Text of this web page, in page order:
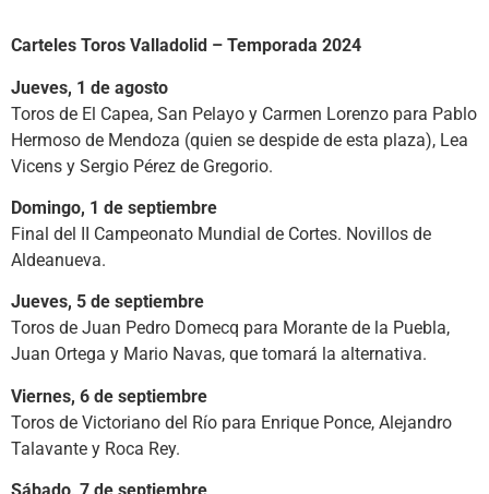
Carteles Toros Valladolid – Temporada 2024
Jueves, 1 de agosto
Toros de El Capea, San Pelayo y Carmen Lorenzo para Pablo
Hermoso de Mendoza (quien se despide de esta plaza), Lea
Vicens y Sergio Pérez de Gregorio.
Domingo, 1 de septiembre
Final del II Campeonato Mundial de Cortes. Novillos de
Aldeanueva.
Jueves, 5 de septiembre
Toros de Juan Pedro Domecq para Morante de la Puebla,
Juan Ortega y Mario Navas, que tomará la alternativa.
Viernes, 6 de septiembre
Toros de Victoriano del Río para Enrique Ponce, Alejandro
Talavante y Roca Rey.